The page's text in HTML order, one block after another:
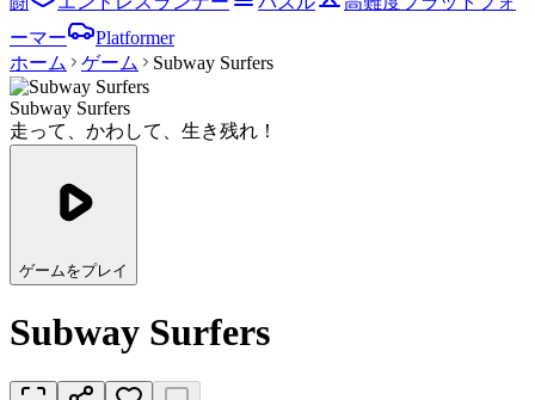
ーマー
Platformer
ホーム
ゲーム Subway Surfers
Subway Surfers
走って、かわして、生き残れ！
ゲームをプレイ
Subway Surfers